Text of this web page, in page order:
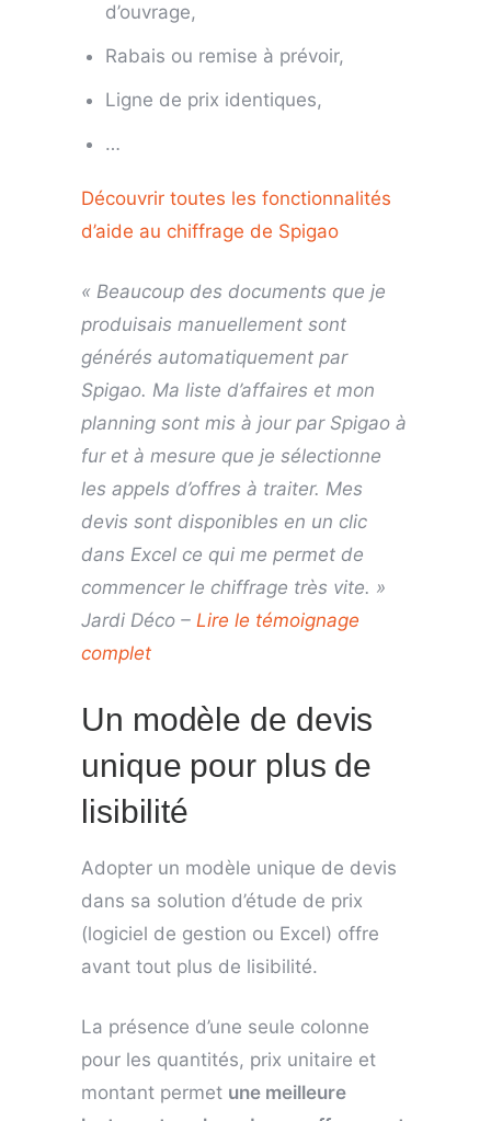
d’ouvrage,
Rabais ou remise à prévoir,
Ligne de prix identiques,
…
Découvrir toutes les fonctionnalités
d’aide au chiffrage de Spigao
« Beaucoup des documents que je
produisais manuellement sont
générés automatiquement par
Spigao. Ma liste d’affaires et mon
planning sont mis à jour par Spigao à
fur et à mesure que je sélectionne
les appels d’offres à traiter. Mes
devis sont disponibles en un clic
dans Excel ce qui me permet de
commencer le chiffrage très vite. »
Jardi Déco – Lire le témoignage
complet
Un modèle de devis
unique pour plus de
lisibilité
Adopter un modèle unique de devis
dans sa solution d’étude de prix
(logiciel de gestion ou Excel) offre
avant tout plus de lisibilité.
La présence d’une seule colonne
pour les quantités, prix unitaire et
montant permet une meilleure